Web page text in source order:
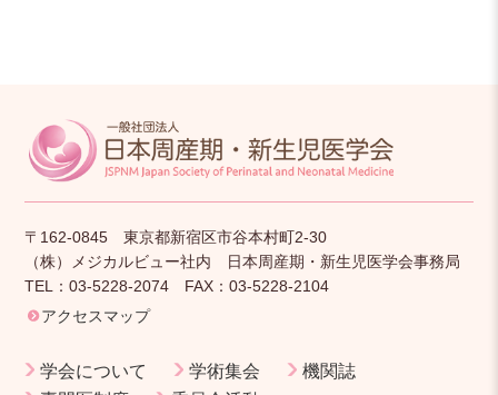
〒162-0845 東京都新宿区市谷本村町2-30
（株）メジカルビュー社内 日本周産期・新生児医学会事務局
TEL：03-5228-2074 FAX：03-5228-2104
アクセスマップ
学会について 学術集会
機関誌